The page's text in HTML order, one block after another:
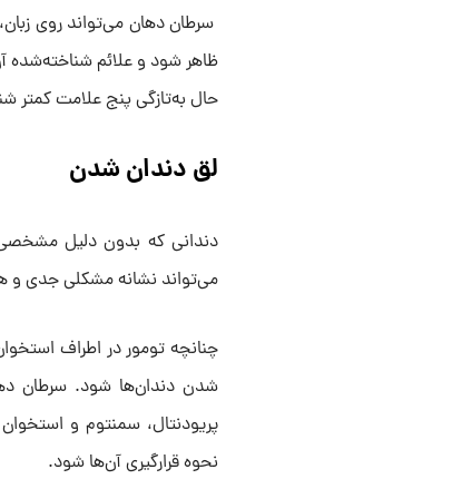
سرطان دهان می‌تواند روی
ظاهر شود و علائم شناخته‌شده
حال به‌تازگی پنج علامت کمتر
لق دندان شدن
دندانی که بدون دلیل مشخصی
می‌تواند نشانه‌ مشکلی جدی و
چنانچه تومور در اطراف
شدن دندان‌ها شود. سرطان
پریودنتال، سمنتوم و استخوان
نحوه‌ قرارگیری‌ آن‌ها شود.